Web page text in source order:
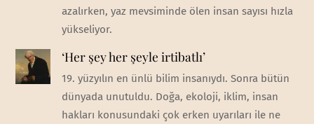
azalırken, yaz mevsiminde ölen insan sayısı hızla
yükseliyor.
‘Her şey her şeyle irtibatlı’
19. yüzyılın en ünlü bilim insanıydı. Sonra bütün
dünyada unutuldu. Doğa, ekoloji, iklim, insan
hakları konusundaki çok erken uyarıları ile ne